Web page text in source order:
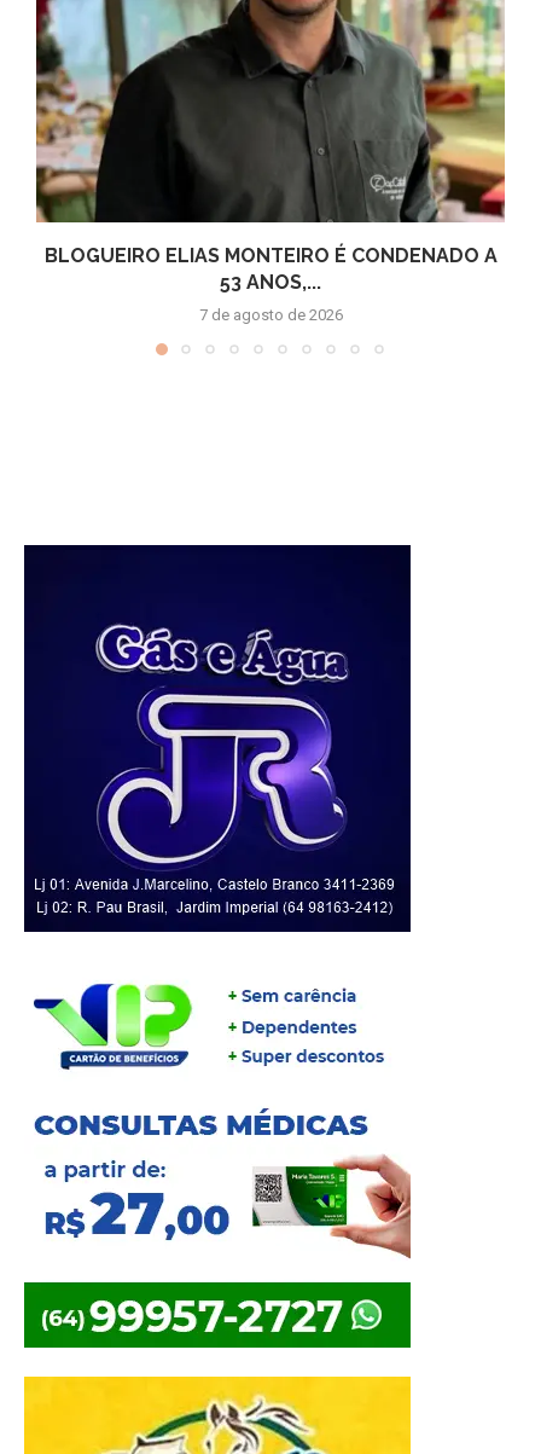
BLOGUEIRO ELIAS MONTEIRO É CONDENADO A
53 ANOS,...
7 de agosto de 2026